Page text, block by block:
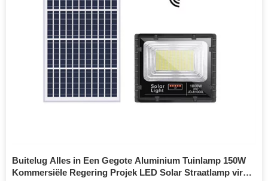
Buitelug Alles in Een Gegote Aluminium Tuinlamp 150W
Kommersiële Regering Projek LED Solar Straatlamp vir